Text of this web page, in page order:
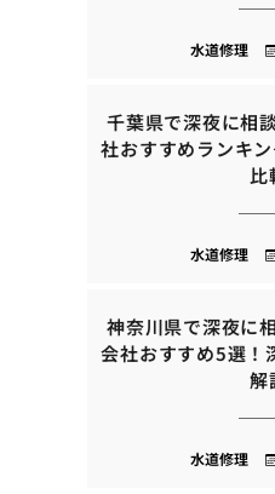
水道修理
千葉県で深夜に相
社おすすめランキ
比
水道修理
神奈川県で深夜に
会社おすすめ5選！
解
水道修理